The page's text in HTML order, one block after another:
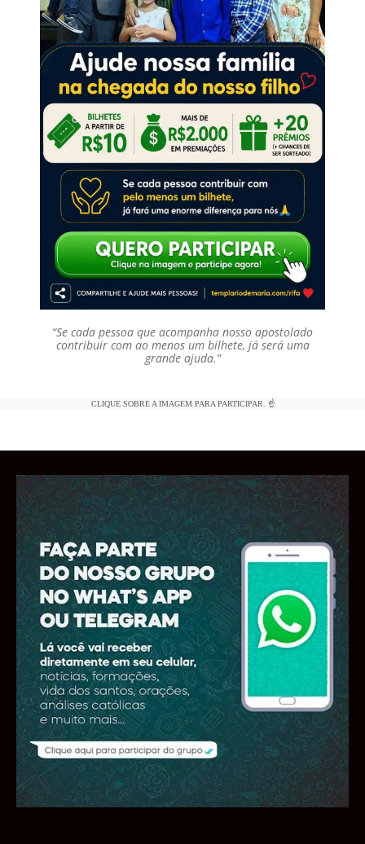
“Se cada pessoa que acompanha nosso apostolado
contribuir com ao menos um bilhete, já será uma
grande ajuda.”
CLIQUE SOBRE A IMAGEM PARA PARTICIPAR. ☝️